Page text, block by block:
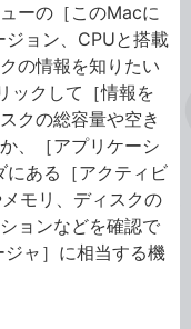
ーの［このMacに
ョン、CPUと搭載
の情報を知りたい
ックして［情報を
クの総容量や空き
、［アプリケーシ
にある［アクティビ
モリ、ディスクの
ョンなどを確認で
ャ］に相当する機